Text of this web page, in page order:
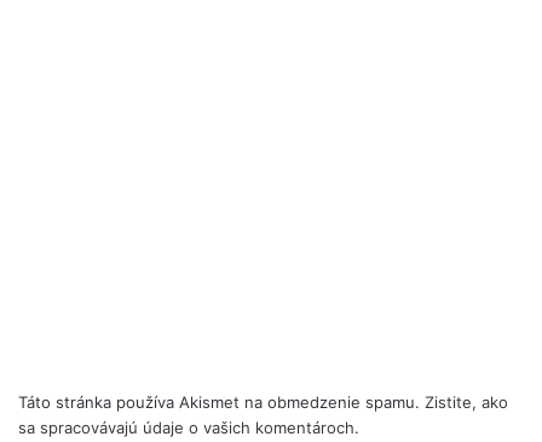
Táto stránka používa Akismet na obmedzenie spamu. Zistite, ako
sa spracovávajú údaje o vašich komentároch.